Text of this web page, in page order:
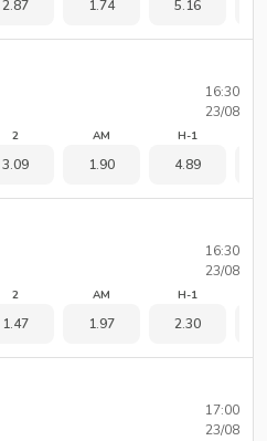
2.87 1.74 5.16
16:30
23/08
2
3.09
AM
1.90
H-1
4.89
16:30
23/08
2
1.47
AM
1.97
H-1
2.30
17:00
23/08